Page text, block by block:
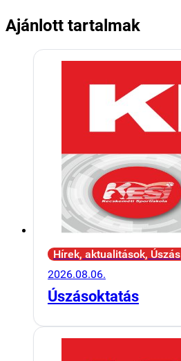
Ajánlott tartalmak
Hírek, aktualitások, Úszás
2026.08.06.
Úszásoktatás